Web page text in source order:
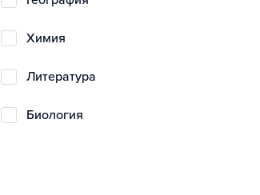
химия
литература
биология